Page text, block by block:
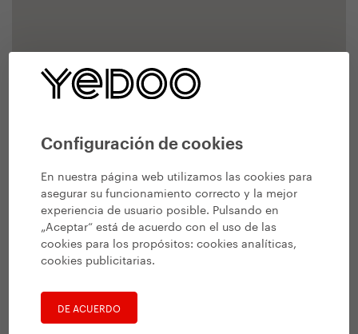
Configuración de cookies
En nuestra página web utilizamos las cookies para
asegurar su funcionamiento correcto y la mejor
experiencia de usuario posible. Pulsando en
„Aceptar“ está de acuerdo con el uso de las
cookies para los propósitos:cookies analíticas,
cookies publicitarias.
DE ACUERDO